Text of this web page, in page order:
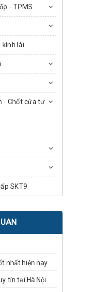
- TPMS
kính lái
- Chốt cửa tự
SKT9
nhất hiện nay
tín tại Hà Nội